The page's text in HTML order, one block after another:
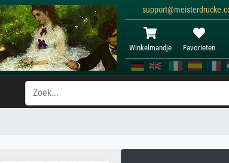
Winkelmandje Favorieten